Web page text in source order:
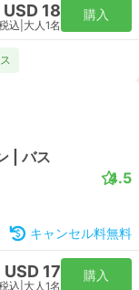
USD 18
込 大人1名
購入
| バス
4.5
キャンセル料無料
USD 17
込 大人1名
購入